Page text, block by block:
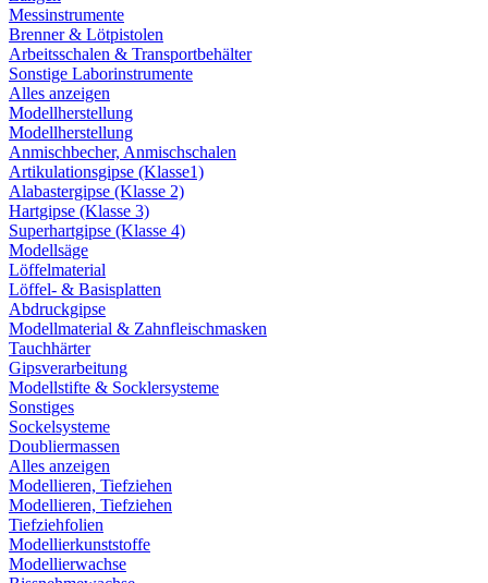
Messinstrumente
Brenner & Lötpistolen
Arbeitsschalen & Transportbehälter
Sonstige Laborinstrumente
Alles anzeigen
Modellherstellung
Modellherstellung
Anmischbecher, Anmischschalen
Artikulationsgipse (Klasse1)
Alabastergipse (Klasse 2)
Hartgipse (Klasse 3)
Superhartgipse (Klasse 4)
Modellsäge
Löffelmaterial
Löffel- & Basisplatten
Abdruckgipse
Modellmaterial & Zahnfleischmasken
Tauchhärter
Gipsverarbeitung
Modellstifte & Socklersysteme
Sonstiges
Sockelsysteme
Doubliermassen
Alles anzeigen
Modellieren, Tiefziehen
Modellieren, Tiefziehen
Tiefziehfolien
Modellierkunststoffe
Modellierwachse